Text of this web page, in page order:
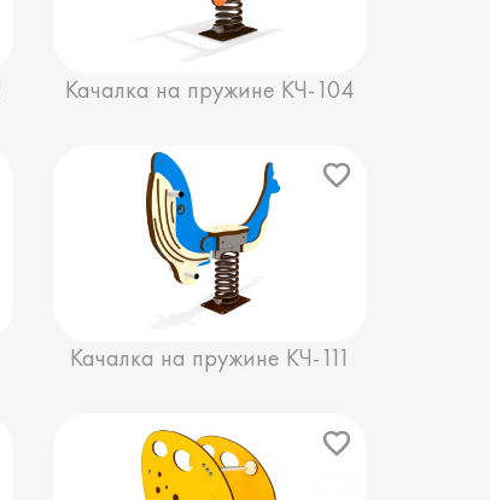
Качалка на пружине КЧ-104
Качалка на пружине КЧ-111